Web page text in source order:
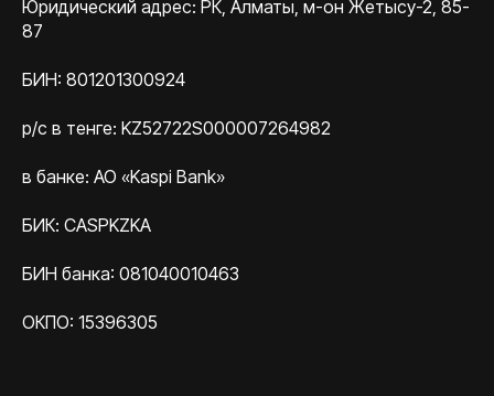
Юридический адрес: РК, Алматы, м-он Жетысу-2, 85-
87
БИН: 801201300924
р/с в тенге: KZ52722S000007264982
в банке: АО «Kaspi Bank»
БИК: CASPKZKA
БИН банка: 081040010463
ОКПО: 15396305